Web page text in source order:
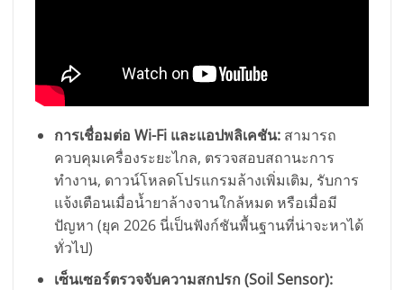
การเชื่อมต่อ Wi-Fi และแอปพลิเคชัน:สามารถ
ควบคุมเครื่องระยะไกล, ตรวจสอบสถานะการ
ทำงาน, ดาวน์โหลดโปรแกรมล้างเพิ่มเติม, รับการ
แจ้งเตือนเมื่อน้ำยาล้างจานใกล้หมด หรือเมื่อมี
ปัญหา (ยุค 2026 นี่เป็นฟังก์ชันพื้นฐานที่น่าจะหาได้
ทั่วไป)
เซ็นเซอร์ตรวจจับความสกปรก (Soil Sensor):